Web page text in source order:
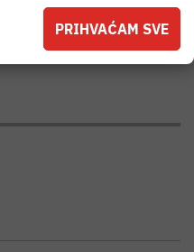
PRIHVAĆAM SVE